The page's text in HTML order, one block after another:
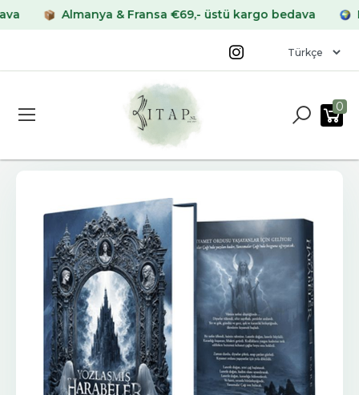
Almanya & Fransa €69,- üstü kargo bedava
0